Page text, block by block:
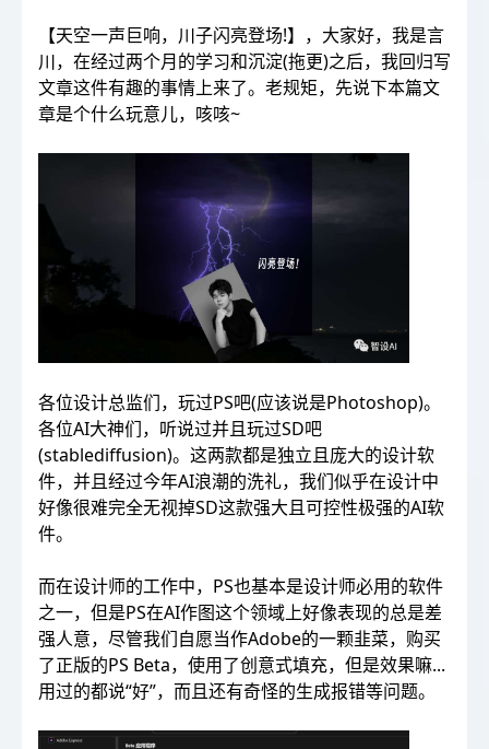
【天空一声巨响，川子闪亮登场!】，大家好，我是言
川，在经过两个月的学习和沉淀(拖更)之后，我回归写
文章这件有趣的事情上来了。老规矩，先说下本篇文
章是个什么玩意儿，咳咳~
各位设计总监们，玩过PS吧(应该说是Photoshop)。
各位AI大神们，听说过并且玩过SD吧
(stablediffusion)。这两款都是独立且庞大的设计软
件，并且经过今年AI浪潮的洗礼，我们似乎在设计中
好像很难完全无视掉SD这款强大且可控性极强的AI软
件。
而在设计师的工作中，PS也基本是设计师必用的软件
之一，但是PS在AI作图这个领域上好像表现的总是差
强人意，尽管我们自愿当作Adobe的一颗韭菜，购买
了正版的PS Beta，使用了创意式填充，但是效果嘛...
用过的都说“好”，而且还有奇怪的生成报错等问题。